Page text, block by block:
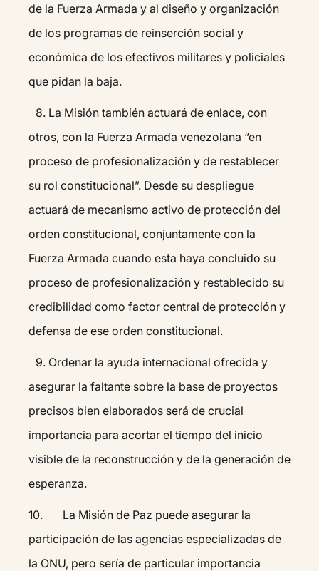
de la Fuerza Armada y al diseño y organización
de los programas de reinserción social y
económica de los efectivos militares y policiales
que pidan la baja.
8.⁠ ⁠La Misión también actuará de enlace, con
otros, con la Fuerza Armada venezolana “en
proceso de profesionalización y de restablecer
su rol constitucional”. Desde su despliegue
actuará de mecanismo activo de protección del
orden constitucional, conjuntamente con la
Fuerza Armada cuando esta haya concluido su
proceso de profesionalización y restablecido su
credibilidad como factor central de protección y
defensa de ese orden constitucional.
9.⁠ ⁠Ordenar la ayuda internacional ofrecida y
asegurar la faltante sobre la base de proyectos
precisos bien elaborados será de crucial
importancia para acortar el tiempo del inicio
visible de la reconstrucción y de la generación de
esperanza.
10. La Misión de Paz puede asegurar la
participación de las agencias especializadas de
la ONU, pero sería de particular importancia